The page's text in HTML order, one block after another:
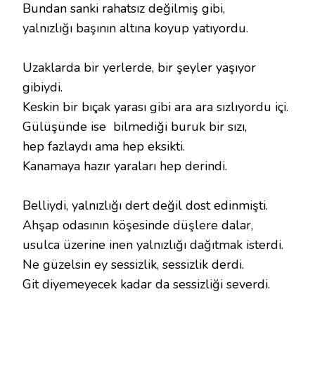
Bundan sanki rahatsız değilmiş gibi,
yalnızlığı başının altına koyup yatıyordu.
Uzaklarda bir yerlerde, bir şeyler yaşıyor
gibiydi.
Keskin bir bıçak yarası gibi ara ara sızlıyordu içi.
Gülüşünde ise bilmediği buruk bir sızı,
hep fazlaydı ama hep eksikti.
Kanamaya hazır yaraları hep derindi.
Belliydi, yalnızlığı dert değil dost edinmişti.
Ahşap odasının köşesinde düşlere dalar,
usulca üzerine inen yalnızlığı dağıtmak isterdi.
Ne güzelsin ey sessizlik, sessizlik derdi.
Git diyemeyecek kadar da sessizliği severdi.